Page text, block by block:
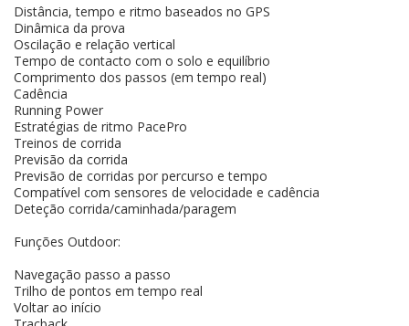
Distância, tempo e ritmo baseados no GPS
Dinâmica da prova
Oscilação e relação vertical
Tempo de contacto com o solo e equilíbrio
Comprimento dos passos (em tempo real)
Cadência
Running Power
Estratégias de ritmo PacePro
Treinos de corrida
Previsão da corrida
Previsão de corridas por percurso e tempo
Compatível com sensores de velocidade e cadência
Deteção corrida/caminhada/paragem
Funções Outdoor:
Navegação passo a passo
Trilho de pontos em tempo real
Voltar ao início